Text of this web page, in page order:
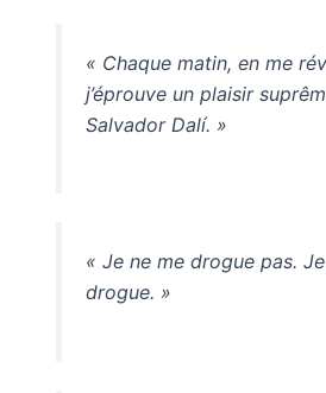
« Chaque matin, en me
j’éprouve un plaisir
Salvador Dalí. »
« Je ne me drogue pas.
drogue. »